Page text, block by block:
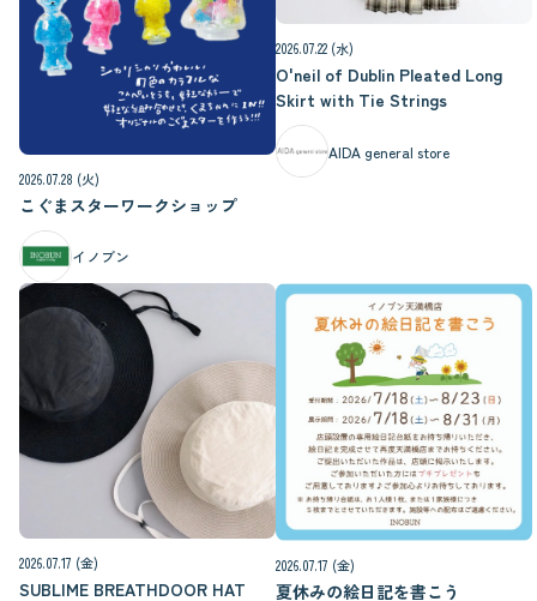
2026.07.28 (火)
こぐまスターワークショップ
イノブン
2026.07.22 (水)
O'neil of Dublin Pleated Long
Skirt with Tie Strings
AIDA general store
2026.07.17 (金)
SUBLIME BREATHDOOR HAT
2026.07.17 (金)
夏休みの絵日記を書こう